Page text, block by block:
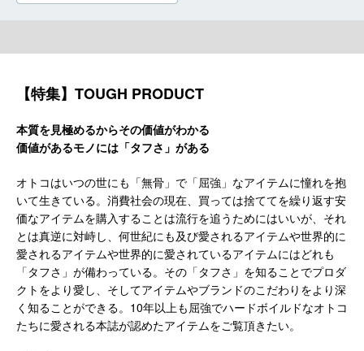
【特集】TOUGH PRODUCT
本質を見極めるからその価値がわかる
価値があるモノには「タフさ」がある
オトコはいつの世にも「無骨」で「屈強」なアイテムに憧れを抱
いて生きている。消費社会の現在、買っては捨ててを繰り返す安
価なアイテムを購入することは流行を追うためにはいいが、それ
とは真逆に対峙し、何世紀にも及び愛されるアイテムや世界的に
愛されるアイテムや世界的に愛されているアイテムにはどれも
「タフさ」が備わっている。その「タフさ」を知ることでプロダ
クトをより愛し、そしてアイテムやブランドのこだわりをより深
く知ることができる。10年以上も屈強でハードボイルドなオトコ
たちに愛される本誌が認めたアイテムをご覧頂きたい。